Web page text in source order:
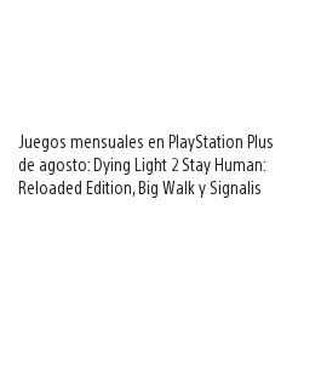
Juegos mensuales en PlayStation Plus
de agosto: Dying Light 2 Stay Human:
Reloaded Edition, Big Walk y Signalis